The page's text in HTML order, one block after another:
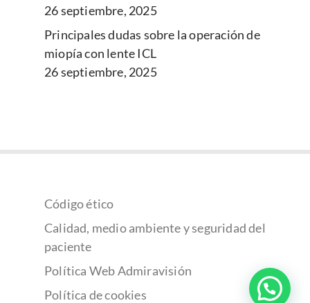
26 septiembre, 2025
Principales dudas sobre la operación de
miopía con lente ICL
26 septiembre, 2025
Código ético
Calidad, medio ambiente y seguridad del
paciente
Política Web Admiravisión
Política de cookies